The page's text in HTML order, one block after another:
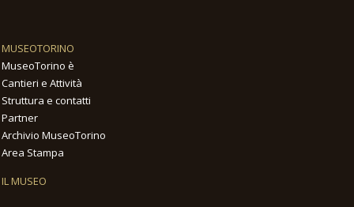
MUSEOTORINO
MuseoTorino è
Cantieri e Attività
Struttura e contatti
Partner
Archivio MuseoTorino
Area Stampa
IL MUSEO